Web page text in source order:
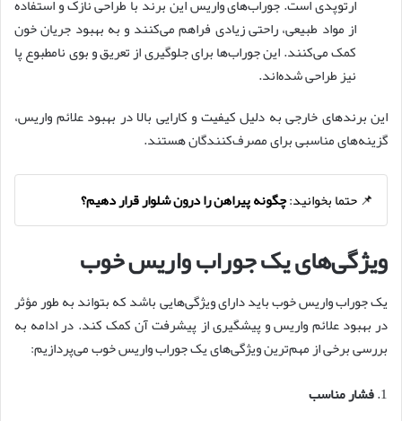
ارتوپدی است. جوراب‌های واریس این برند با طراحی نازک و استفاده
از مواد طبیعی، راحتی زیادی فراهم می‌کنند و به بهبود جریان خون
کمک می‌کنند. این جوراب‌ها برای جلوگیری از تعریق و بوی نامطبوع پا
نیز طراحی شده‌اند.
این برندهای خارجی به دلیل کیفیت و کارایی بالا در بهبود علائم واریس،
گزینه‌های مناسبی برای مصرف‌کنندگان هستند.
📌 حتما بخوانید:چگونه پیراهن را درون شلوار قرار دهیم؟
ویژگی‌های یک جوراب واریس خوب
یک جوراب واریس خوب باید دارای ویژگی‌هایی باشد که بتواند به طور مؤثر
در بهبود علائم واریس و پیشگیری از پیشرفت آن کمک کند. در ادامه به
بررسی برخی از مهم‌ترین ویژگی‌های یک جوراب واریس خوب می‌پردازیم:
1. فشار مناسب